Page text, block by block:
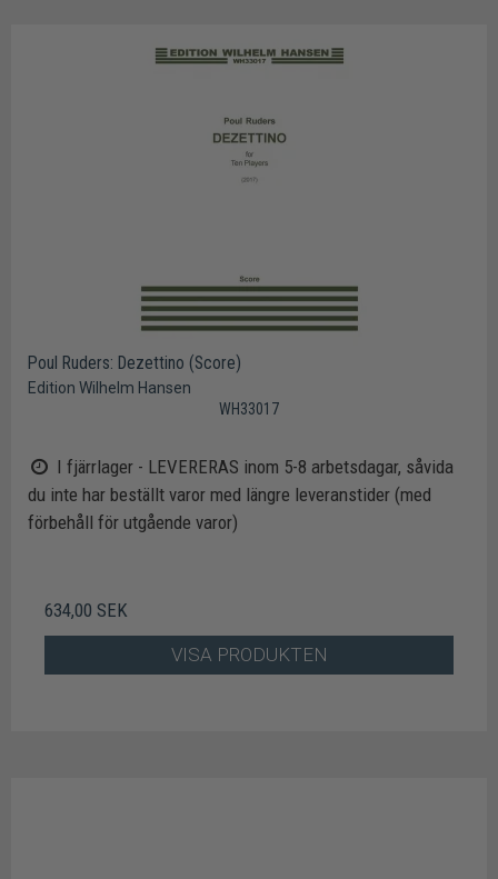
Poul Ruders: Dezettino (Score)
Edition Wilhelm Hansen
WH33017
I fjärrlager - LEVERERAS inom 5-8 arbetsdagar, såvida
du inte har beställt varor med längre leveranstider (med
förbehåll för utgående varor)
634,00 SEK
VISA PRODUKTEN